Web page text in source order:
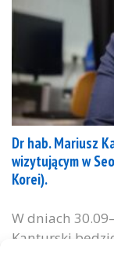
Dr hab. Mariusz
wizytującym w
Korei).
W dniach
Kanturski
Lab